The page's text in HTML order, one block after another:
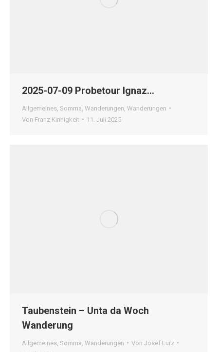
2025-07-09 Probetour Ignaz…
Allgemeines Somma Wanderungen Wanderungen
Von Franz Kinnigkeit 11. Juli 2025
Taubenstein – Unta da Woch
Wanderung
Allgemeines Somma Wanderungen Von Josef Lurz